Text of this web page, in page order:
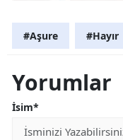
#Aşure #Hayır
Yorumlar
İsim*